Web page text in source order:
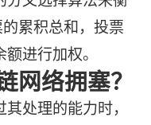
累积总和，投票
进行加权。
网络拥塞？
处理的能力时，